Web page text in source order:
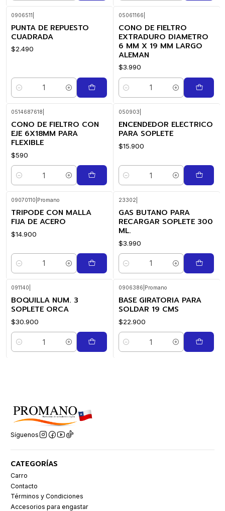
0906511
PUNTA DE REPUESTO
CUADRADA
$2.490
Cantidad
05061166
CONO DE FIELTRO
EXTRADURO DIAMETRO
6 MM X 19 MM LARGO
ALEMAN
$3.990
Cantidad
0514687618
CONO DE FIELTRO CON
EJE 6X18MM PARA
FLEXIBLE
$590
Cantidad
050903
ENCENDEDOR ELECTRICO
PARA SOPLETE
$15.900
Cantidad
09070110 Promano
TRIPODE CON MALLA
FIJA DE ACERO
$14.900
Cantidad
23302
GAS BUTANO PARA
RECARGAR SOPLETE 300
ML.
$3.990
Cantidad
091140
BOQUILLA NUM. 3
SOPLETE ORCA
$30.900
Cantidad
0906386 Promano
BASE GIRATORIA PARA
SOLDAR 19 CMS
$22.900
Cantidad
Síguenos
CATEGORÍAS
Carro
Contacto
Términos y Condiciones
Accesorios para engastar